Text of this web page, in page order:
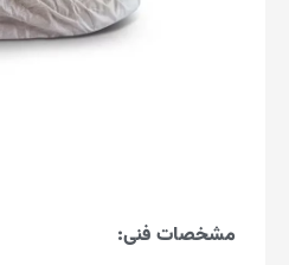
مشخصات فنی: